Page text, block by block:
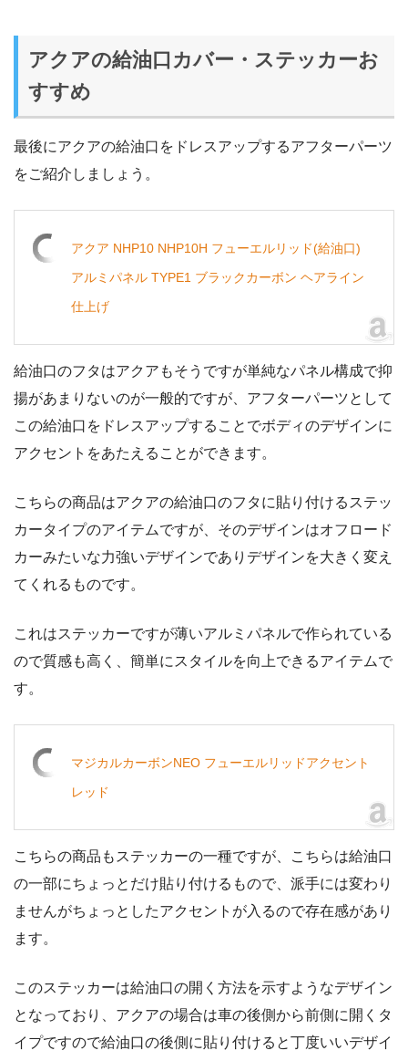
アクアの給油口カバー・ステッカーお
すすめ
最後にアクアの給油口をドレスアップするアフターパーツ
をご紹介しましょう。
アクア NHP10 NHP10H フューエルリッド(給油口)
アルミパネル TYPE1 ブラックカーボン ヘアライン
仕上げ
給油口のフタはアクアもそうですが単純なパネル構成で抑
揚があまりないのが一般的ですが、アフターパーツとして
この給油口をドレスアップすることでボディのデザインに
アクセントをあたえることができます。
こちらの商品はアクアの給油口のフタに貼り付けるステッ
カータイプのアイテムですが、そのデザインはオフロード
カーみたいな力強いデザインでありデザインを大きく変え
てくれるものです。
これはステッカーですが薄いアルミパネルで作られている
ので質感も高く、簡単にスタイルを向上できるアイテムで
す。
マジカルカーボンNEO フューエルリッドアクセント
レッド
こちらの商品もステッカーの一種ですが、こちらは給油口
の一部にちょっとだけ貼り付けるもので、派手には変わり
ませんがちょっとしたアクセントが入るので存在感があり
ます。
このステッカーは給油口の開く方法を示すようなデザイン
となっており、アクアの場合は車の後側から前側に開くタ
イプですので給油口の後側に貼り付けると丁度いいデザイ